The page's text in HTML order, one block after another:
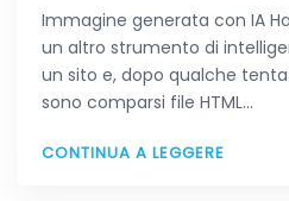
Immagine generata con IA
un altro strumento di
un sito e, dopo qualche
sono comparsi file HTML…
CONTINUA A LEGGERE